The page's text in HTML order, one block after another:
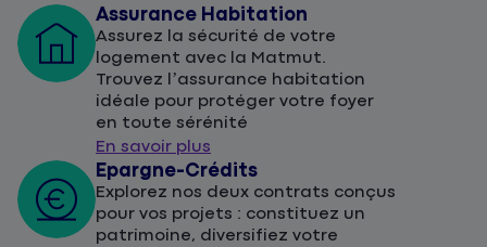
Assurance Habitation
Assurez la sécurité de votre
logement avec la Matmut.
Trouvez l’assurance habitation
idéale pour protéger votre foyer
en toute sérénité
En savoir plus
Epargne-Crédits
Explorez nos deux contrats conçus
pour vos projets : constituez un
patrimoine, diversifiez votre